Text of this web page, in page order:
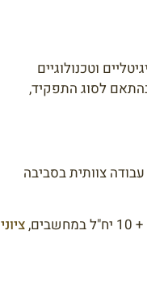
ולכן מזמן ליום מיונים שבוחן התאמה ל-16 תפקידי מפתח דיגיטליים וטכנולוגיים
לסוג התפקיד,
צוותית בסביבה
ציוני